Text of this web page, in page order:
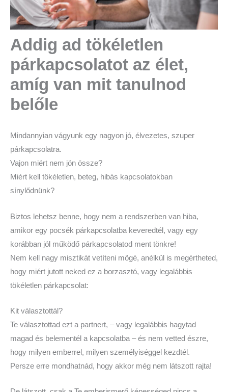
Addig ad tökéletlen
párkapcsolatot az élet,
amíg van mit tanulnod
belőle
Mindannyian vágyunk egy nagyon jó, élvezetes, szuper
párkapcsolatra.
Vajon miért nem jön össze?
Miért kell tökéletlen, beteg, hibás kapcsolatokban
sínylődnünk?
Biztos lehetsz benne, hogy nem a rendszerben van hiba,
amikor egy pocsék párkapcsolatba keveredtél, vagy egy
korábban jól működő párkapcsolatod ment tönkre!
Nem kell nagy misztikát vetíteni mögé, anélkül is megértheted,
hogy miért jutott neked ez a borzasztó, vagy legalábbis
tökéletlen párkapcsolat:
Kit választottál?
Te választottad ezt a partnert, – vagy legalábbis hagytad
magad és belementél a kapcsolatba – és nem vetted észre,
hogy milyen emberrel, milyen személyiséggel kezdtél.
Persze erre mondhatnád, hogy akkor még nem látszott rajta!